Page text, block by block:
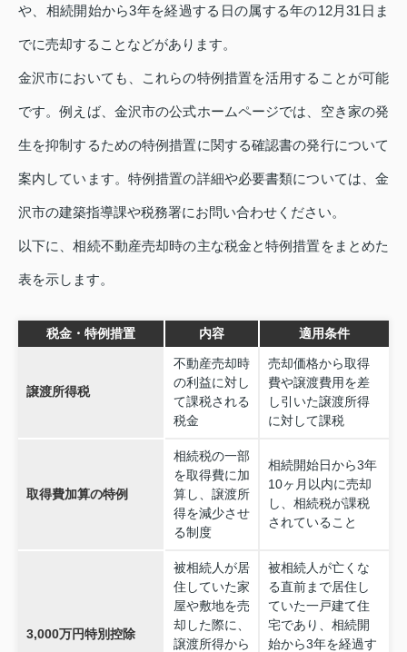
や、相続開始から3年を経過する日の属する年の12月31日ま
でに売却することなどがあります。
金沢市においても、これらの特例措置を活用することが可能
です。例えば、金沢市の公式ホームページでは、空き家の発
生を抑制するための特例措置に関する確認書の発行について
案内しています。特例措置の詳細や必要書類については、金
沢市の建築指導課や税務署にお問い合わせください。
以下に、相続不動産売却時の主な税金と特例措置をまとめた
表を示します。
税金・特例措置 内容 適用条件
譲渡所得税
不動産売却時
の利益に対し
て課税される
税金
売却価格から取得
費や譲渡費用を差
し引いた譲渡所得
に対して課税
取得費加算の特例
相続税の一部
を取得費に加
算し、譲渡所
得を減少させ
る制度
相続開始日から3年
10ヶ月以内に売却
し、相続税が課税
されていること
3,000万円特別控除
被相続人が居
住していた家
屋や敷地を売
却した際に、
譲渡所得から
被相続人が亡くな
る直前まで居住し
ていた一戸建て住
宅であり、相続開
始から3年を経過す